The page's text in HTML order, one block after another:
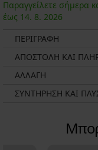
Παραγγείλετε σήμερα
έως 14. 8. 2026
ΠΕΡΙΓΡΑΦΗ
ΑΠΟΣΤΟΛΗ ΚΑΙ
ΑΛΛΑΓΗ
ΣΥΝΤΗΡΗΣΗ ΚΑΙ